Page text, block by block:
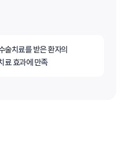
술치료를 받은 환자의
효과에 만족